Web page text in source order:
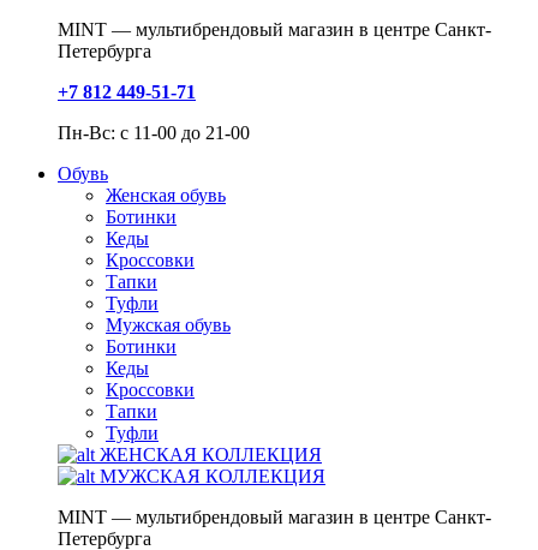
MINT — мультибрендовый магазин в центре Санкт-
Петербурга
+7 812 449-51-71
Пн-Вс: с 11-00 до 21-00
Обувь
Женская обувь
Ботинки
Кеды
Кроссовки
Тапки
Туфли
Мужская обувь
Ботинки
Кеды
Кроссовки
Тапки
Туфли
ЖЕНСКАЯ КОЛЛЕКЦИЯ
МУЖСКАЯ КОЛЛЕКЦИЯ
MINT — мультибрендовый магазин в центре Санкт-
Петербурга